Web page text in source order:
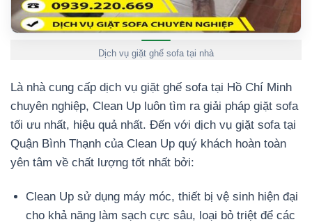
Dịch vụ giặt ghế sofa tại nhà
Là nhà cung cấp dịch vụ giặt ghế sofa tại Hồ Chí Minh
chuyên nghiệp, Clean Up luôn tìm ra giải pháp giặt sofa
tối ưu nhất, hiệu quả nhất. Đến với dịch vụ giặt sofa tại
Quận Bình Thạnh của Clean Up quý khách hoàn toàn
yên tâm về chất lượng tốt nhất bởi:
Clean Up sử dụng máy móc, thiết bị vệ sinh hiện đại
cho khả năng làm sạch cực sâu, loại bỏ triệt để các